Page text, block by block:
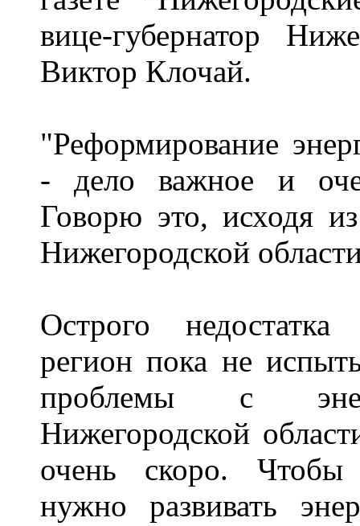
вице-губернатор
Виктор Клочай.
"Реформирование
- дело важное и
Говорю это, исходя
Нижегородской
Острого недостатка
регион пока не
проблемы с
Нижегородской
очень скоро. Чтобы
нужно развивать